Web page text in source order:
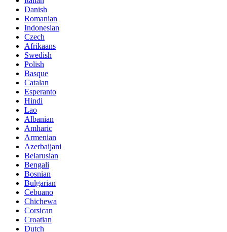
Danish
Romanian
Indonesian
Czech
Afrikaans
Swedish
Polish
Basque
Catalan
Esperanto
Hindi
Lao
Albanian
Amharic
Armenian
Azerbaijani
Belarusian
Bengali
Bosnian
Bulgarian
Cebuano
Chichewa
Corsican
Croatian
Dutch